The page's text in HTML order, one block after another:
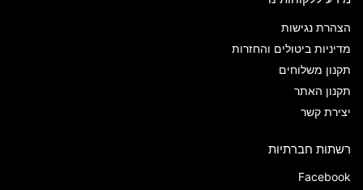
הצהרת נגישות
מדיניות ביטולים והחזרות
תקנון משלוחים
תקנון האתר
יצירת קשר
רשתות חברתיות
Facebook